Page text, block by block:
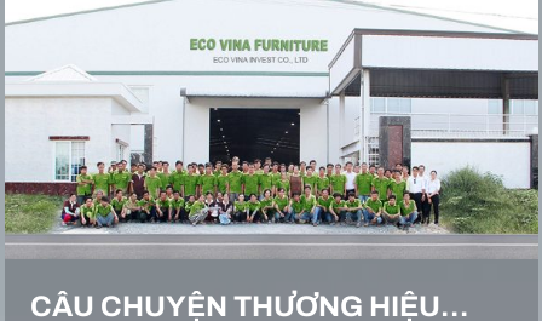
CÂU CHUYỆN THƯƠNG HIỆU…